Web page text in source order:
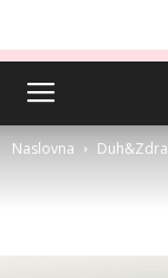
Naslovna